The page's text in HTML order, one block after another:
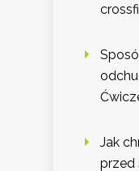
Jak
przed